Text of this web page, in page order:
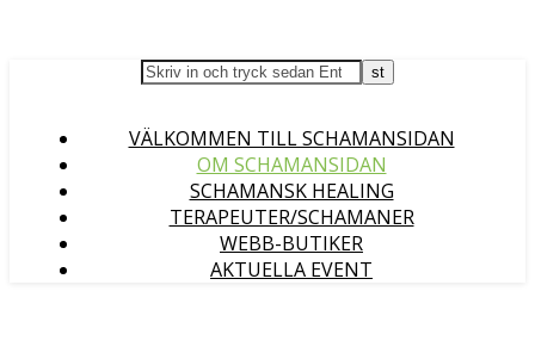
VÄLKOMMEN TILL SCHAMANSIDAN
OM SCHAMANSIDAN
SCHAMANSK HEALING
TERAPEUTER/SCHAMANER
WEBB-BUTIKER
AKTUELLA EVENT